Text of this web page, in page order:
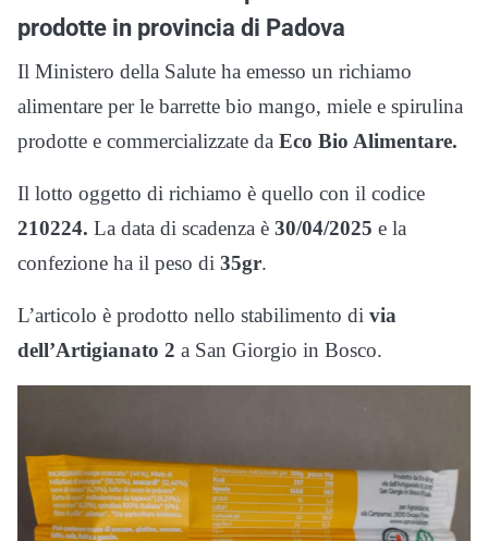
prodotte in provincia di Padova
Il Ministero della Salute ha emesso un richiamo
alimentare per le barrette bio mango, miele e spirulina
prodotte e commercializzate da Eco Bio Alimentare.
Il lotto oggetto di richiamo è quello con il codice
210224. La data di scadenza è 30/04/2025 e la
confezione ha il peso di 35gr.
L’articolo è prodotto nello stabilimento di via
dell’Artigianato 2 a San Giorgio in Bosco.